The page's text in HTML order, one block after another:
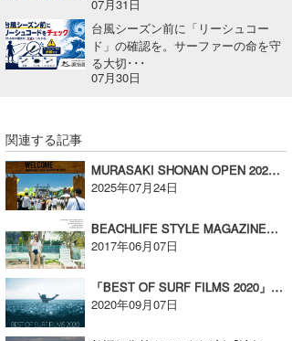
07月31日
台風シーズン前に「リーシュコー
ド」の確認を。サーファーの命を守
る大切･･･
07月30日
関連する記事
MURASAKI SHONAN OPEN 2025 開催レポート
2025年07月24日
BEACHLIFE STYLE MAGAZINE「HONEY」が6月7日に発売【広告】
2017年06月07日
「BEST OF SURF FILMS 2020」9/27(日)から逗子シネマアミーゴなどで順次開催！
2020年09月07日
NOBUFUKU
大野”MAR”修聖
G◎Da
H
KOBU
KY
MIN
mitz
OYZ
S.K